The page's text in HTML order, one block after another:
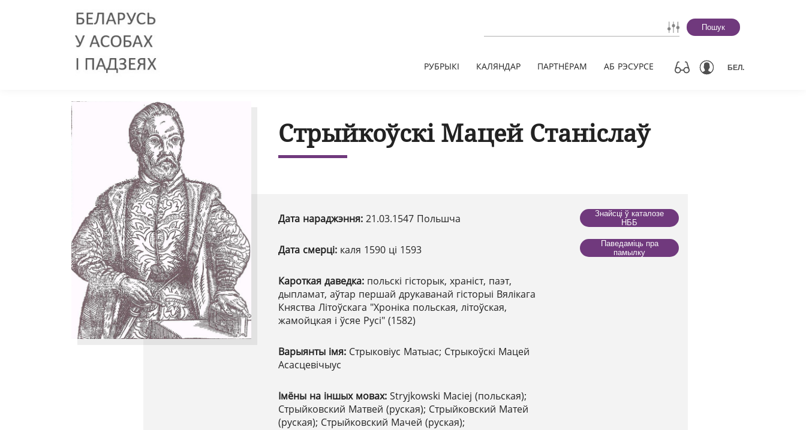
Пошук
РУБРЫКІ КАЛЯНДАР ПАРТНЁРАМ АБ РЭСУРСЕ БЕЛ.
Стрыйкоўскі Мацей Станіслаў
Дата нараджэння: 21.03.1547 Польшча
Дата смерці: каля 1590 ці 1593
Кароткая даведка: польскі гісторык, храніст, паэт,
дыпламат, аўтар першай друкаванай гісторыі Вялікага
Княства Літоўскага "Хроніка польская, літоўская,
жамойцкая і ўсяе Русі" (1582)
Варыянты імя: Стрыковіус Матыас; Стрыкоўскі Мацей
Асасцевічыус
Імёны на іншых мовах: Stryjkowski Maciej (польская);
Стрыйковский Матвей (руская); Стрыйковский Матей
(руская); Стрыйковский Мачей (руская);
Знайсці ў каталозе
НББ
Паведаміць пра
памылку